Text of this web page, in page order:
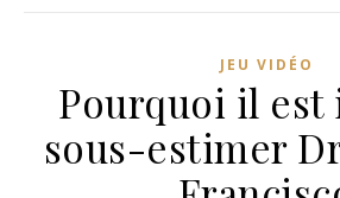
JEU VIDÉO
Pourquoi il est
sous-estimer